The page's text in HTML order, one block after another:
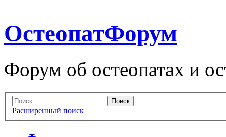
ОстеопатФорум
Форум об остеопатах и
Расширенный поиск